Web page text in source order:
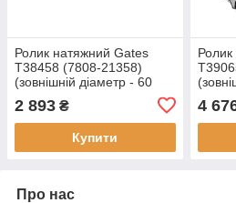
Ролик натяжний Gates
T38458 (7808-21358)
(зовнішній діаметр - 60
мм., ширина - 25 мм.) для
CITROEN, Berlingo, C5,
Jumpy, Nemo,
2 893 ₴
Купити
мм.,
мм.,
4
Про нас